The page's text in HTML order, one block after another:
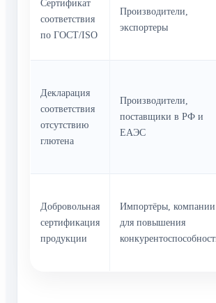
соответствия
по ГОСТ/ISO
экспортеры
соответствия
отсутствию
глютена
поставщики в РФ и
ЕАЭС
Добровольная
сертификация
Импортёры, компании
конкурентоспособности